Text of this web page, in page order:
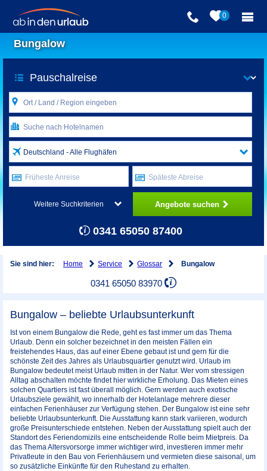
0
Bungalow
Deutschland - Alle Flughäfen
Früheste Anreise Späteste Abreise
Weitere Suchkriterien Angebote suchen
0341 65050 87400
Sie sind hier: Home Service Glossar Bungalow
0341 65050 83970
Bungalow – beliebte Urlaubsunterkunft
Ist von einem Bungalow die Rede, geht es fast immer um das Thema
Urlaub. Denn ein solcher bezeichnet in den meisten Fällen ein
freistehendes Haus, das auf einer Ebene gebaut ist und gern für die
schönste Zeit des Jahres als Urlaubsquartier genutzt wird. Urlaub im
Bungalow bedeutet meist Urlaub mitten in der Natur. Wer vom stressigen
Alltag abschalten möchte findet hier wirkliche Erholung. Das Mieten eines
solchen Quartiers ist fast überall möglich. Gern werden auch exotische
Urlaubsziele gewählt, wo innerhalb der Hotelanlage mehrere dieser
einfachen Ferienhäuser zur Verfügung stehen. Der Bungalow ist eine sehr
beliebte Urlaubsunterkunft. Die Ausstattung kann stark variieren, wodurch
große Preisunterschiede entstehen. Neben der Ausstattung spielt auch der
Standort des Feriendomizils eine entscheidende Rolle beim Mietpreis. Da
das Thema Altersvorsorge immer wichtiger wird, investieren immer mehr
Privatleute in den Bau von Ferienhäusern und vermieten diese saisonal, um
so zusätzliche Einkünfte für den Ruhestand zu erhalten.